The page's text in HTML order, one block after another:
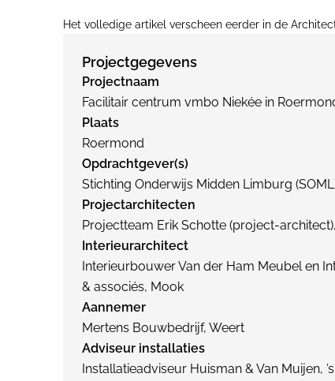
Het volledige artikel verscheen eerder in de
Projectgegevens
Projectnaam
Facilitair centrum vmbo Niekée in
Plaats
Roermond
Opdrachtgever(s)
Stichting Onderwijs Midden Limburg
Projectarchitecten
Projectteam Erik Schotte (project-
Interieurarchitect
Interieurbouwer Van der Ham Meubel en
& associés, Mook
Aannemer
Mertens Bouwbedrijf, Weert
Adviseur installaties
Installatieadviseur Huisman & Van Muijen,